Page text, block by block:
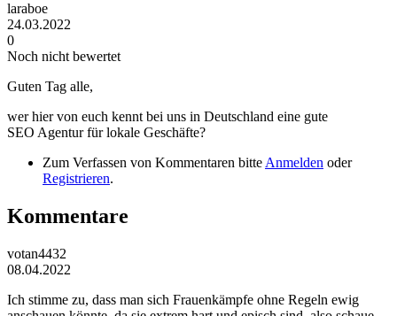
laraboe
24.03.2022
0
Noch nicht bewertet
Guten Tag alle,
wer hier von euch kennt bei uns in Deutschland eine gute
SEO Agentur für lokale Geschäfte?
Zum Verfassen von Kommentaren bitte Anmelden oder
Registrieren.
Kommentare
votan4432
08.04.2022
Ich stimme zu, dass man sich Frauenkämpfe ohne Regeln ewig